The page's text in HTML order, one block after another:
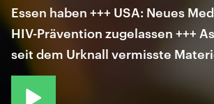
Essen haben +++ USA: Neues
HIV-Prävention zugelassen +++
seit dem Urknall vermisste